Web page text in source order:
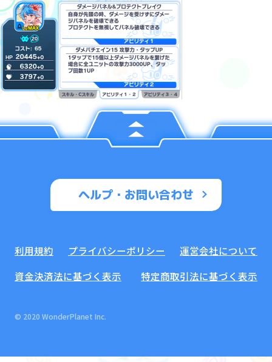
ヘルプ・お問い合わせ
利用規約 プライバシーポリシー
運営会社について
資金決済法に基づく表示
特定商取引法に基づく表示
© 2020 WonderPlanet Inc.